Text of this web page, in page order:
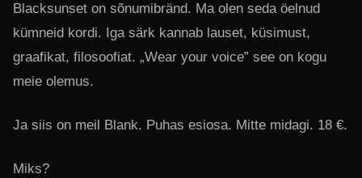
Blacksunset on sõnumibränd. Ma olen seda öelnud
kümneid kordi. Iga särk kannab lauset, küsimust,
graafikat, filosoofiat. „Wear your voice” see on kogu
meie olemus.
Ja siis on meil Blank. Puhas esiosa. Mitte midagi. 18 €.
Miks?